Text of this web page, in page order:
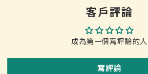
客戶評論
成為第一個寫評論的人
寫評論